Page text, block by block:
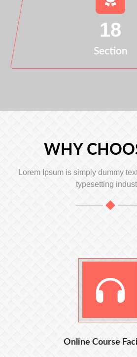
18
Section
WHY
Lorem Ipsum is simply dummy
typesetting
Online Course